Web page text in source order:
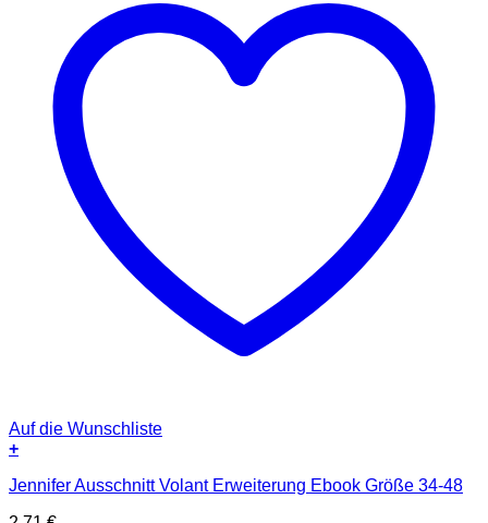
Auf die Wunschliste
+
Jennifer Ausschnitt Volant Erweiterung Ebook Größe 34-48